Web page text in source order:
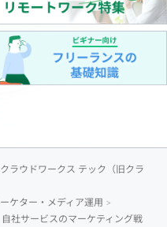
ラウドワークス テック（旧クラ
ケター・メディア運用
社サービスのマーケティング戦